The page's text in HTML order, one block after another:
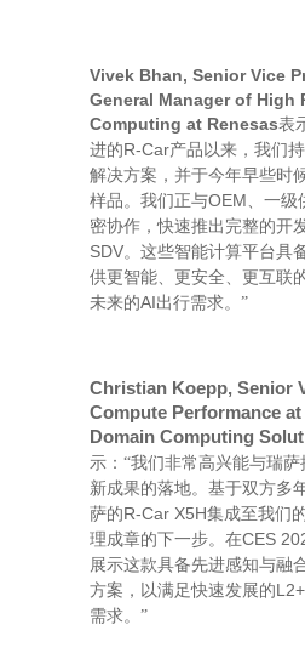
Vivek Bhan, Senior Vice
General Manager of High
Computing at Renesas表
进的R-Car产品以来，我们
解决方案，并于今年早些时
样品。我们正与OEM、一级
密协作，快速推出完整的开
SDV。这些智能计算平台具
供更智能、更安全、更互联
未来的AI出行需求。 ”
Christian Koepp, Senior
Compute Performance at
Domain Computing
示： “我们非常高兴能与瑞
新成果的落地。基于双方多
萨的R-Car X5H集成至我们
理成章的下一步。在CES
展示这款具备先进感知与融
方案，以满足快速发展的L2+
需求。 ”